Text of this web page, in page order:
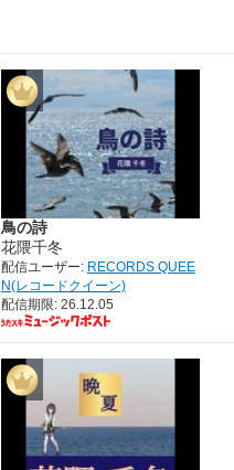
鳥の詩
花隈千冬
配信ユーザー: RECORDS QUEE
N(レコードクイーン)
配信期限: 26.12.05